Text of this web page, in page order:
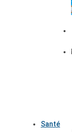
Santé